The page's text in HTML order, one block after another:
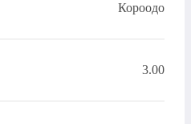
Короодо
3.00